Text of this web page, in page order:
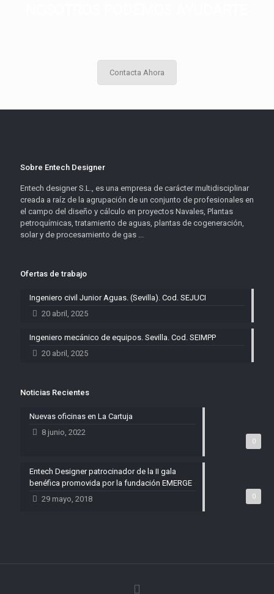
Contacta Ahora
Sobre Entech Designer
Entech designer S.L., es una empresa de carácter multidisciplinar
creada a raíz de la agrupación de un conjunto de profesionales en
el campo del diseño y cálculo en proyectos Navales, Plantas
petroquímicas, tratamiento de aguas, plantas de cogeneración,
solar y de procesamiento de gas ...
Ofertas de trabajo
Ingeniero civil Junior Aguas. (Sevilla). Cod. SEJUCI
20 abril, 2025
Ingeniero mecánico de equipos. Sevilla. Cod. SEIMPP
20 abril, 2025
Noticias Recientes
0
Nuevas oficinas en La Cartuja
8 junio, 2022
0
Entech Designer patrocinador de la II gala
benéfica promovida por la fundación EMERGE
29 mayo, 2018